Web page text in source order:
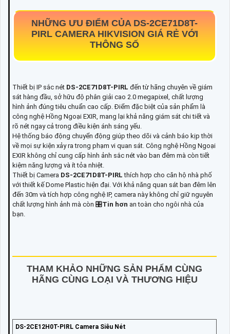
NHỮNG ƯU ĐIỂM CỦA DS-2CE71D8T-
PIRL CAMERA HIKVISION GIÁ RẺ VỚI
THÔNG SỐ
Thiết bị IP sắc nét DS-2CE71D8T-PIRL đến từ hãng chuyên về giám
sát hàng đầu, sở hữu độ phân giải cao 2.0 megapixel, chất lượng
hình ảnh đúng tiêu chuẩn cao cấp. Điểm đặc biệt của sản phẩm là
công nghệ Hồng Ngoại EXIR, mang lại khả năng giám sát chi tiết và
rõ nét ngay cả trong điều kiện ánh sáng yếu.
Hệ thống báo động chuyển động giúp theo dõi và cảnh báo kịp thời
về mọi sự kiện xảy ra trong phạm vi quan sát. Công nghệ Hồng Ngoại
EXIR không chỉ cung cấp hình ảnh sắc nét vào ban đêm mà còn tiết
kiệm năng lượng và ít tỏa nhiệt.
Thiết bị Camera DS-2CE71D8T-PIRLthích hợp cho căn hộ nhà phố
với thiết kế Dome Plastic hiện đại. Với khả năng quan sát ban đêm lên
đến 30m và tích hợp công nghệ IP, camera này không chỉ giữ nguyên
chất lượng hình ảnh mà còn 🎛Tin hơn an toàn cho ngôi nhà của
bạn.
THAM KHẢO NHỮNG SẢN PHẨM CÙNG
HÃNG CÙNG LOẠI VÀ THƯƠNG HIỆU
DS-2CE12H0T-PIRL Camera Siêu Nét